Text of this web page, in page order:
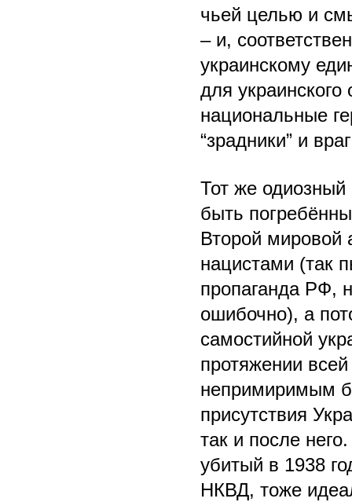
чьей целью и
– и,
украинскому
для
национальные
“зрадники” и
Тот же
быть
Второй мировой
нацистами (так
пропаганда РФ,
ошибочно), а
самостийной
протяжении
непримиримым
присутствия
так и после
убитый в 1938
НКВД, тоже